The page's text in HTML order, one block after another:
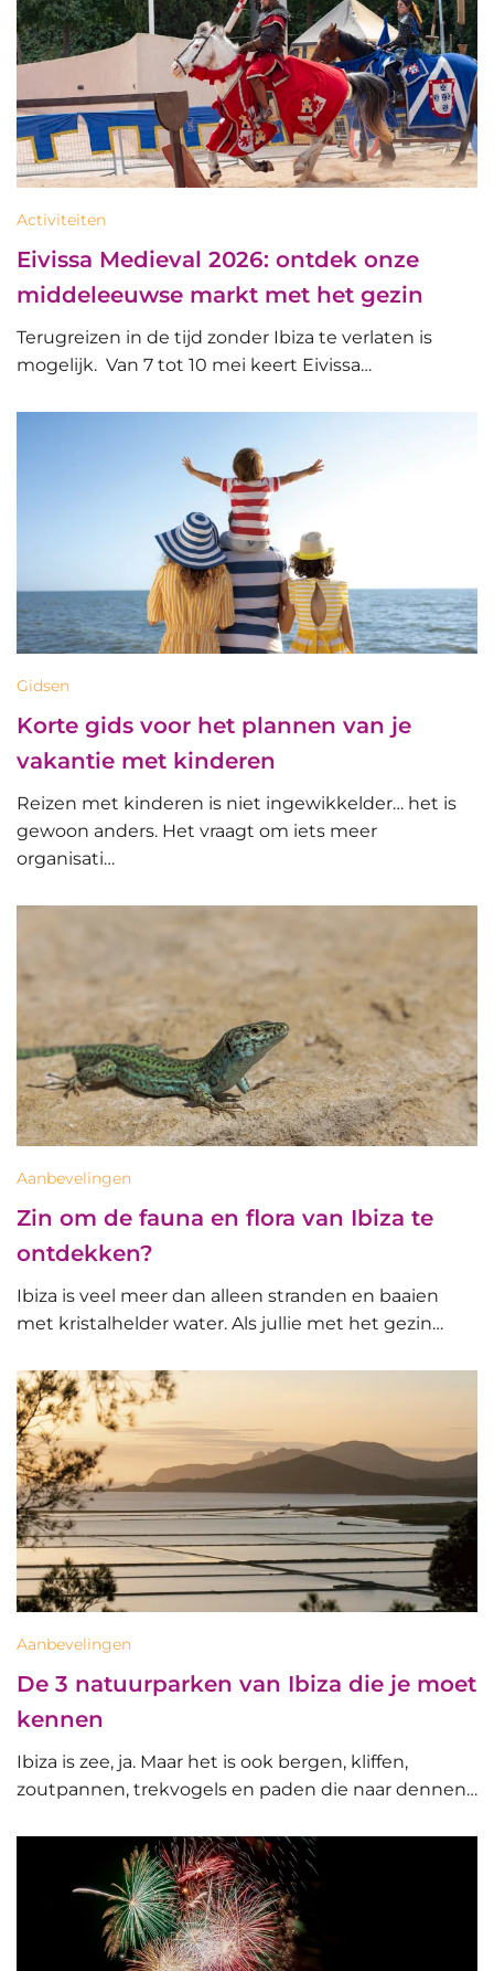
Activiteiten
Eivissa Medieval 2026: ontdek onze
middeleeuwse markt met het gezin
Terugreizen in de tijd zonder Ibiza te verlaten is
mogelijk. Van 7 tot 10 mei keert Eivissa…
Gidsen
Korte gids voor het plannen van je
vakantie met kinderen
Reizen met kinderen is niet ingewikkelder… het is
gewoon anders. Het vraagt om iets meer
organisati…
Aanbevelingen
Zin om de fauna en flora van Ibiza te
ontdekken?
Ibiza is veel meer dan alleen stranden en baaien
met kristalhelder water. Als jullie met het gezin…
Aanbevelingen
De 3 natuurparken van Ibiza die je moet
kennen
Ibiza is zee, ja. Maar het is ook bergen, kliffen,
zoutpannen, trekvogels en paden die naar dennen…